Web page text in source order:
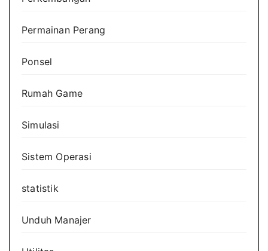
Permainan Perang
Ponsel
Rumah Game
Simulasi
Sistem Operasi
statistik
Unduh Manajer